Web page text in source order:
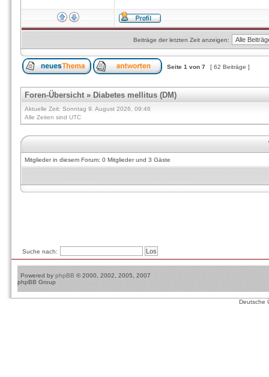
Beiträge der letzten Zeit anzeigen:
Seite 1 von 7 [ 62 Beiträge ]
Foren-Übersicht» Diabetes mellitus (DM)
Aktuelle Zeit: Sonntag 9. August 2026, 09:46
Alle Zeiten sind UTC
Mitglieder in diesem Forum: 0 Mitglieder und 3 Gäste
Suche nach:
Powered by phpBB © 2000, 2002, 2005, 2007
phpBB Group
Deutsche